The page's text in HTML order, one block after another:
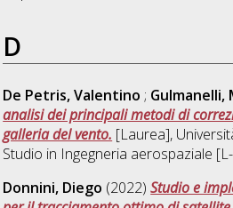
D
De Petris, Valentino ; Gulmanelli,
analisi dei principali metodi di
galleria del vento. [Laurea],
Studio in Ingegneria aerospaziale
Donnini, Diego (2022)Studio e